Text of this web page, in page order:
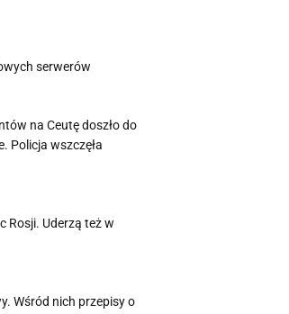
serwerów
na Ceutę doszło do
Policja wszczęła
Rosji. Uderzą też w
Wśród nich przepisy o